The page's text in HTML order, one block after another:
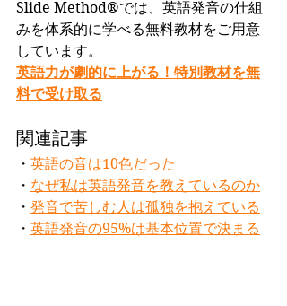
Slide Method®では、英語発音の仕組
みを体系的に学べる無料教材をご用意
しています。
英語力が劇的に上がる！特別教材を無
料で受け取る
関連記事
・ 英語の音は10色だった
・ なぜ私は英語発音を教えているのか
・ 発音で苦しむ人は孤独を抱えている
・ 英語発音の95%は基本位置で決まる